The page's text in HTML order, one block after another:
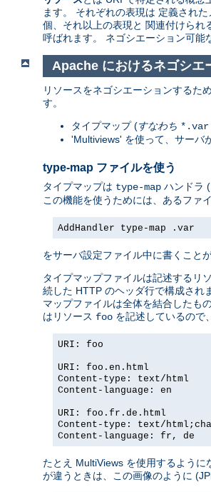
ます。 それぞれの表現は 定義され
個、それ以上の表現と 関連付けられ
呼ばれます。 ネゴシエーション可
Apache におけるネゴシエ
リソースをネゴシエーションするた
す。
タイプマップ (すなわち *.var
'Multiviews' を使って、サーバ
type-map ファイルを使う
タイプマップは type-map ハンドラ
この機能を使うためには、あるファ
AddHandler type-map .var
をサーバ設定ファイル中に書くこと
タイプマップファイルは記述するリ
続した HTTP のヘッダ行で構成され
マップファイルは全体を結合したも
はリソース foo を記述しているので、
URI: foo
URI: foo.en.html
Content-type: text/html
Content-language: en
URI: foo.fr.de.html
Content-type: text/
Content-language: fr, de
たとえ MultiViews を使用するよう
が違うときは、この画像のように